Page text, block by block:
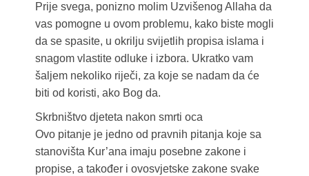
Prije svega, ponizno molim Uzvišenog Allaha da
vas pomogne u ovom problemu, kako biste mogli
da se spasite, u okrilju svijetlih propisa islama i
snagom vlastite odluke i izbora. Ukratko vam
šaljem nekoliko riječi, za koje se nadam da će
biti od koristi, ako Bog da.
Skrbništvo djeteta nakon smrti oca
Ovo pitanje je jedno od pravnih pitanja koje sa
stanovišta Kur’ana imaju posebne zakone i
propise, a također i ovosvjetske zakone svake